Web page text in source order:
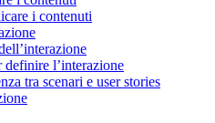
i contenuti
definire l’interazione
tra scenari e user stories